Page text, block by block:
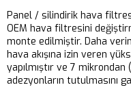
Panel / silindirik hava
OEM hava filtresini
monte edilmiştir. Daha
hava akışına izin veren
yapılmıştır ve 7
adezyonların tutulmasını